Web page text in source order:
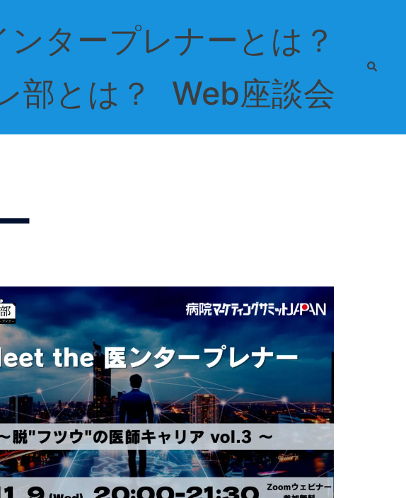
ンタープレナーとは？
部とは？
Web座談会
検
索